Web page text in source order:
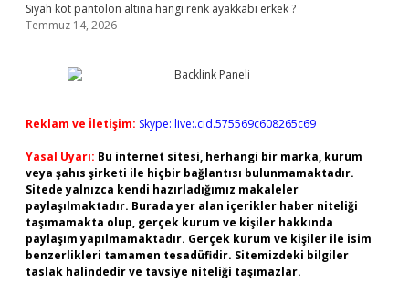
Siyah kot pantolon altına hangi renk ayakkabı erkek ?
Temmuz 14, 2026
Reklam ve İletişim: Skype: live:.cid.575569c608265c69
Yasal Uyarı: Bu internet sitesi, herhangi bir marka, kurum
veya şahıs şirketi ile hiçbir bağlantısı bulunmamaktadır.
Sitede yalnızca kendi hazırladığımız makaleler
paylaşılmaktadır. Burada yer alan içerikler haber niteliği
taşımamakta olup, gerçek kurum ve kişiler hakkında
paylaşım yapılmamaktadır. Gerçek kurum ve kişiler ile isim
benzerlikleri tamamen tesadüfidir. Sitemizdeki bilgiler
taslak halindedir ve tavsiye niteliği taşımazlar.